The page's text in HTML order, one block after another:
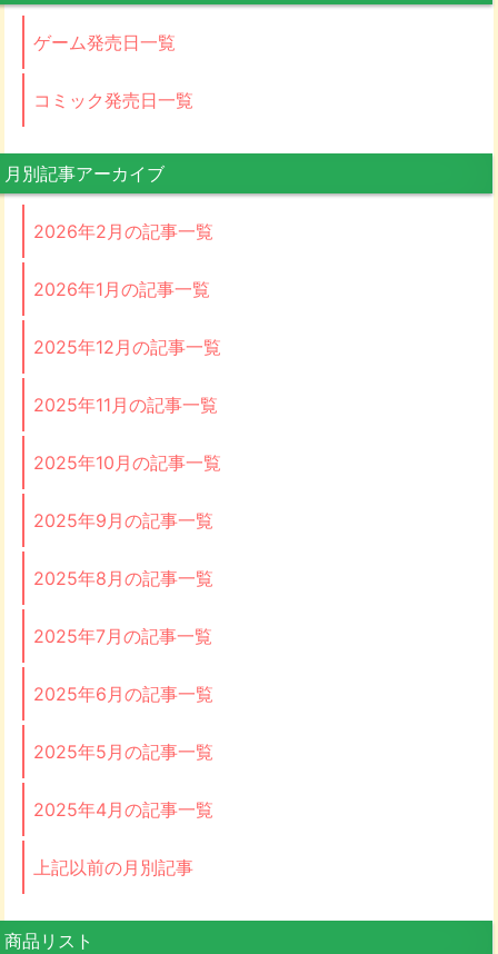
ゲーム発売日一覧
コミック発売日一覧
月別記事アーカイブ
2026年2月の記事一覧
2026年1月の記事一覧
2025年12月の記事一覧
2025年11月の記事一覧
2025年10月の記事一覧
2025年9月の記事一覧
2025年8月の記事一覧
2025年7月の記事一覧
2025年6月の記事一覧
2025年5月の記事一覧
2025年4月の記事一覧
上記以前の月別記事
商品リスト